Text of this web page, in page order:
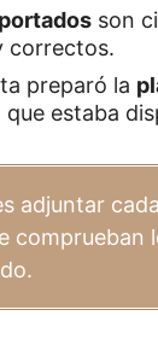
son
correctos.
preparó la
estaba
adjuntar
comprueban